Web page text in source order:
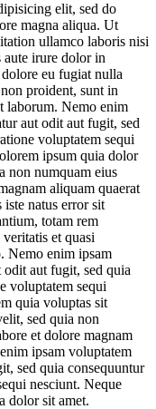
elit, sed do
magna aliqua. Ut
ullamco laboris nisi
aute irure dolor in
eu fugiat nulla
proident, sunt in
laborum. Nemo enim
aut odit aut fugit, sed
voluptatem sequi
ipsum quia dolor
non numquam eius
aliquam quaerat
natus error sit
totam rem
et quasi
Nemo enim ipsam
odit aut fugit, sed quia
voluptatem sequi
quia voluptas sit
sed quia non
et dolore magnam
ipsam voluptatem
sed quia consequuntur
nesciunt. Neque
dolor sit amet.